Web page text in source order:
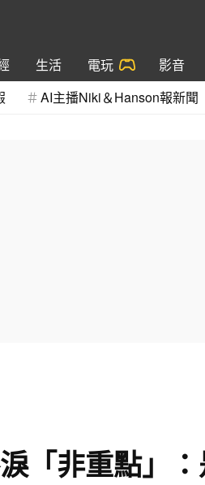
生活 電玩 影音
AI主播Niki＆Hanson報新聞
「非重點」